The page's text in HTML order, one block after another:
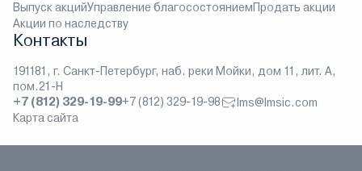
Выпуск акцийУправление благосостояниемПродать акции
Акции по наследству
Контакты
191181, г. Санкт-Петербург, наб. реки Мойки, дом 11, лит. А,
пом.21-Н
+7 (812) 329-19-99+7 (812) 329-19-98
lms@lmsic.com
Карта сайта